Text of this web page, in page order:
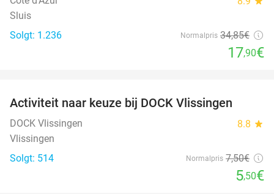
Sluis
Solgt: 1.236
Normalpris 34,85€
17,90€
Activiteit naar keuze bij DOCK Vlissingen
DOCK Vlissingen 8.8 star
Vlissingen
Solgt: 514
Normalpris 7,50€
5,50€